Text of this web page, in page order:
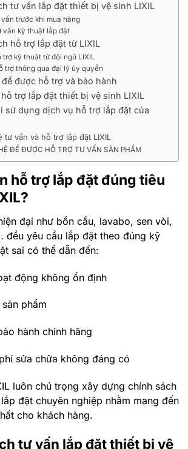
tư vấn lắp đặt thiết bị vệ sinh LIXIL
trước khi mua hàng
vấn kỹ thuật lắp đặt
hỗ trợ lắp đặt từ LIXIL
trợ kỹ thuật từ đội ngũ LIXIL
trợ thông qua đại lý ủy quyền
được hỗ trợ và bảo hành
trợ lắp đặt thiết bị vệ sinh LIXIL
sử dụng dịch vụ hỗ trợ lắp đặt của
tư vấn và hỗ trợ lắp đặt LIXIL
ĐỂ ĐƯỢC HỖ TRỢ TƯ VẤN SẢN PHẨM
hỗ trợ lắp đặt đúng tiêu
đại như bồn cầu, lavabo, sen vòi,
đều yêu cầu lắp đặt theo đúng kỹ
sai có thể dẫn đến:
động không ổn định
phẩm
hành chính hãng
sửa chữa không đáng có
luôn chú trọng xây dựng chính sách
đặt chuyên nghiệp nhằm mang đến
cho khách hàng.
tư vấn lắp đặt thiết bị vệ